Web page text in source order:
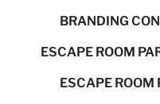
BRANDING
ESCAPE ROOM
ESCAPE ROOM